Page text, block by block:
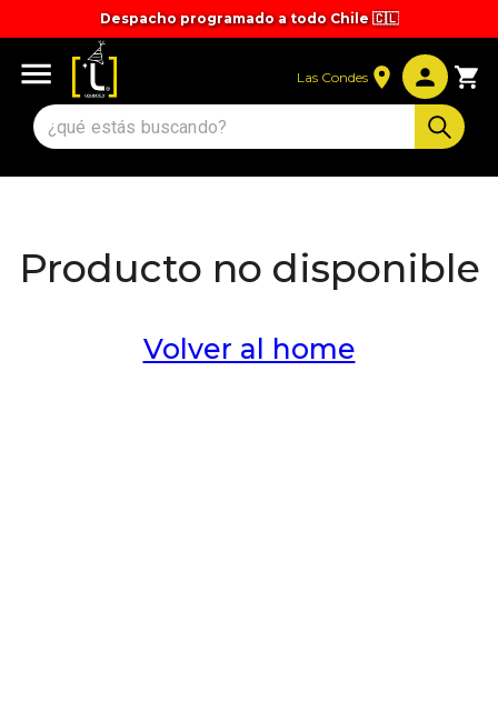
Despacho programado a todo Chile 🇨🇱
Tiempos y valores de despacho 🚚
Las Condes
Producto no disponible
Volver al home